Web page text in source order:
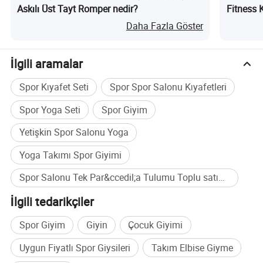
Askılı Üst Tayt Romper nedir?
Daha Fazla Göster
Fitness
İlgili aramalar
Spor Kıyafet Seti
Spor Spor Salonu Kıyafetleri
Spor Yoga Seti
Spor Giyim
Yetişkin Spor Salonu Yoga
Yoga Takımı Spor Giyimi
Spor Salonu Tek Par&ccedil;a Tulumu Toplu satın alma
İlgili tedarikçiler
Spor Giyim Giyin
Çocuk Giyimi
Uygun Fiyatlı Spor Giysileri
Takım Elbise Giyme